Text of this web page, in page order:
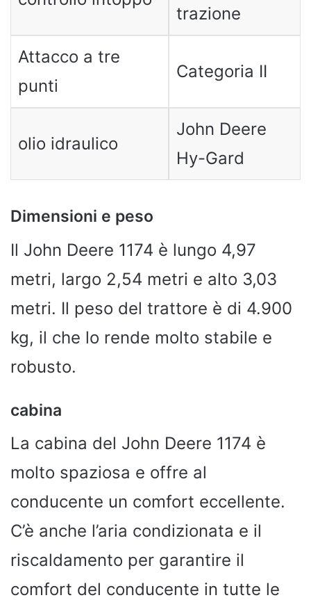
trazione
Attacco a tre
punti
Categoria II
olio idraulico
John Deere
Hy-Gard
Dimensioni e peso
Il John Deere 1174 è lungo 4,97
metri, largo 2,54 metri e alto 3,03
metri. Il peso del trattore è di 4.900
kg, il che lo rende molto stabile e
robusto.
cabina
La cabina del John Deere 1174 è
molto spaziosa e offre al
conducente un comfort eccellente.
C’è anche l’aria condizionata e il
riscaldamento per garantire il
comfort del conducente in tutte le